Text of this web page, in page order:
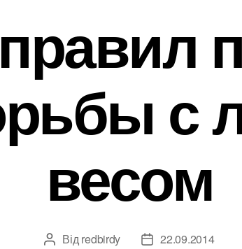
с
весом
Автор
Від redbirdy
Дата22.09.2014